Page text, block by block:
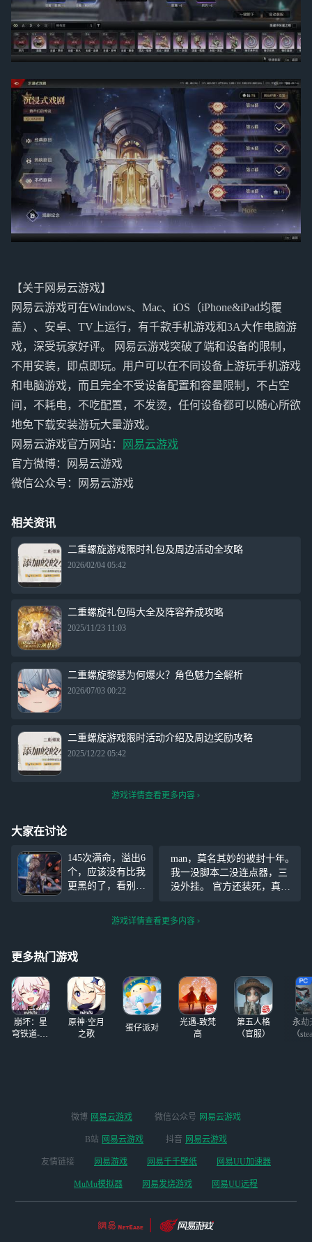
【关于网易云游戏】
网易云游戏可在Windows、Mac、iOS（iPhone&iPad均覆
盖）、安卓、TV上运行，有千款手机游戏和3A大作电脑游
戏，深受玩家好评。 网易云游戏突破了端和设备的限制，
不用安装，即点即玩。用户可以在不同设备上游玩手机游戏
和电脑游戏，而且完全不受设备配置和容量限制，不占空
间，不耗电，不吃配置，不发烫，任何设备都可以随心所欲
地免下载安装游玩大量游戏。
网易云游戏官方网站：
网易云游戏
官方微博：网易云游戏
微信公众号：网易云游戏
相关资讯
二重螺旋游戏限时礼包及周边活动全攻略
2026/02/04 05:42
二重螺旋礼包码大全及阵容养成攻略
2025/11/23 11:03
二重螺旋黎瑟为何爆火？角色魅力全解析
2026/07/03 00:22
二重螺旋游戏限时活动介绍及周边奖励攻略
2025/12/22 05:42
游戏详情查看更多内容
大家在讨论
145次满命，溢出6
个，应该没有比我
更黑的了，看别人
好不容易全二等，
man，莫名其妙的被封十年。
我一没脚本二没连点器，三
没外挂。 官方还装死，真正
封。 我什么没干，发个言骂c
游戏详情查看更多内容
更多热门游戏
崩坏：星
穹铁道-4.4
原神·空月
之歌
蛋仔派对
光遇-致梵
高
第五人格
（官服）
永劫
（
微博 网易云游戏 微信公众号 网易云游戏
B站 网易云游戏 抖音 网易云游戏
友情链接 网易游戏 网易千千壁纸 网易UU加速器
MuMu模拟器 网易发烧游戏 网易UU远程